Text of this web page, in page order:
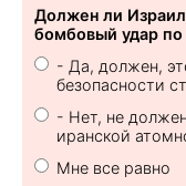
Должен ли
бомбовый удар
- Да, должен,
безопасности
- Нет, не
иранской
Мне все равно